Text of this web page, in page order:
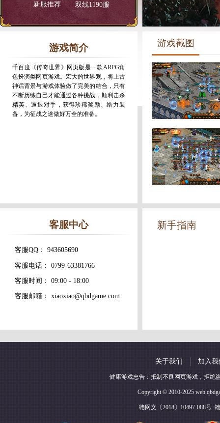
新服推荐 双线1190服
游戏简介
千百度《传奇世界》网页版是一款ARPG角
色扮演类网页游戏。宏大的世界观，将上古
神话背景与游戏体验做了完美的结合，只有
不断历练自己才能通过各种挑战，顺利击杀
精英、逼退对手，获得珍稀奖励、给力装
备，为征战之途做好万全的准备。
游戏截图
客服中心
客服QQ： 943605690
客服电话： 0799-63381766
客服时间： 09:00 - 18:00
客服邮箱： xiaoxiao@qbdgame.com
新手指南
关于我们 加入我
健康游戏忠告：抵制不良网页游戏，拒绝
Copyright © 2010-2025
赣网文〔2018〕10497-088号